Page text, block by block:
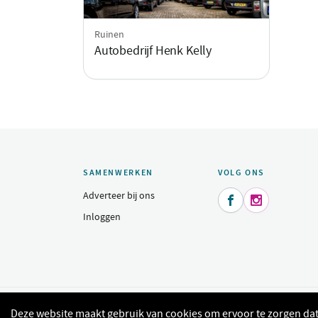
Ruinen
Autobedrijf Henk Kelly
SAMENWERKEN
Adverteer bij ons
Inloggen
VOLG ONS
 
© 2015 - 2026 Indeomgeving.nl - Dagje uit, heerlijk uit eten,
Deze website maakt gebruik van cookies om ervoor te zorgen